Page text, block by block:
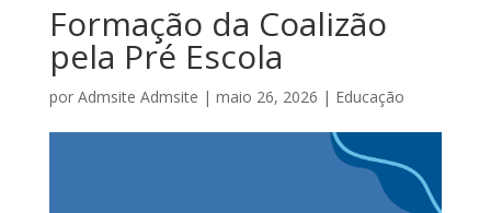
Formação da Coalizão
pela Pré Escola
por Admsite Admsite | maio 26, 2026 | Educação